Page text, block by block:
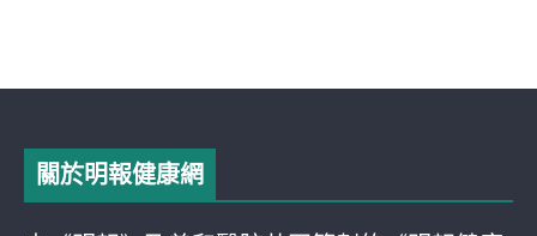
關於明報健康網